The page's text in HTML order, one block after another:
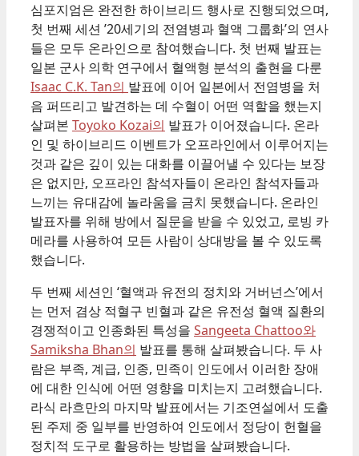
심포지엄은 완전한 하이브리드 행사로 진행되었으며,
첫 번째 세션 ’20세기의 전염병과 혈액 그룹화’의 연사
들은 모두 온라인으로 참여했습니다. 첫 번째 발표는
일본 군사 의학 연구에서 혈액형 분석의 출현을 다룬
Isaac C.K. Tan의 발표에 이어 일본에서 전염병을 처
음 퍼뜨리고 발견하는 데 수혈이 어떤 역할을 했는지
살펴본 Toyoko Kozai의 발표가 이어졌습니다. 온라
인 및 하이브리드 이벤트가 오프라인에서 이루어지는
것과 같은 깊이 있는 대화를 이끌어낼 수 있다는 보장
은 없지만, 오프라인 참석자들이 온라인 참석자들과
느끼는 유대감에 놀라움을 금치 못했습니다. 온라인
발표자를 위해 방에서 질문을 받을 수 있었고, 로빙 카
메라를 사용하여 모든 사람이 상대방을 볼 수 있도록
했습니다.
두 번째 세션인 ‘혈액과 유전의 정치와 거버넌스’에서
는 먼저 겸상 적혈구 빈혈과 같은 유전성 혈액 질환의
경쟁적이고 인종화된 특성을 Sangeeta Chattoo와
Samiksha Bhan의 발표를 통해 살펴봤습니다. 두 사
람은 부족, 계급, 인종, 민족이 인도에서 이러한 장애
에 대한 인식에 어떤 영향을 미치는지 고려했습니다.
라식 라흐만의 마지막 발표에서는 기조연설에서 도출
된 주제 중 일부를 반영하여 인도에서 정당이 헌혈을
정치적 도구로 활용하는 방법을 살펴봤습니다.